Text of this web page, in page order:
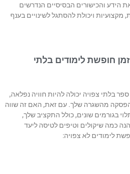
הידע והכישורים הבסיסיים הנדרשים
ויכולת להסתגל לשינויים בענף
חופשת לימודים בלתי
בלתי צפויה יכולה להיות חוויה נפלאה,
מהשגרה שלך. עם זאת, האם זה שווה
בגורמים שונים, כולל התקציב שלך,
כמה שיקולים וטיפים לטיסה ליעד
לימודים לא צפויה: